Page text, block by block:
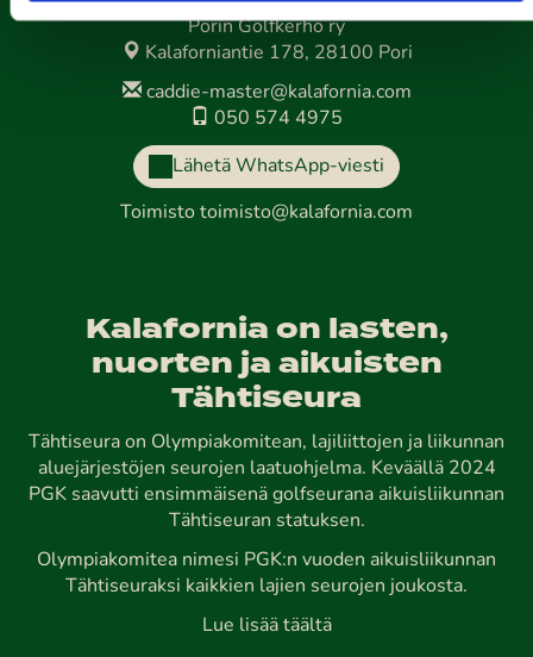
Porin Golfkerho ry
Kalaforniantie 178, 28100 Pori
caddie-master@kalafornia.com
050 574 4975
Lähetä WhatsApp-viesti
Toimisto toimisto@kalafornia.com
Kalafornia on lasten,
nuorten ja aikuisten
Tähtiseura
Tähtiseura on Olympiakomitean, lajiliittojen ja liikunnan
aluejärjestöjen seurojen laatuohjelma. Keväällä 2024
PGK saavutti ensimmäisenä golfseurana aikuisliikunnan
Tähtiseuran statuksen.
Olympiakomitea nimesi PGK:n vuoden aikuisliikunnan
Tähtiseuraksi kaikkien lajien seurojen joukosta.
Lue lisää täältä